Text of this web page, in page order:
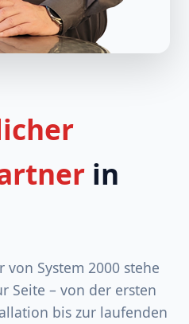
in
System 2000 stehe
Seite – von der ersten
bis zur laufenden